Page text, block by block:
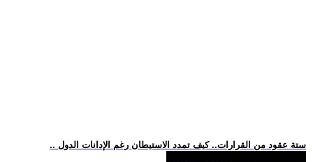
.. ستة عقود من القرارات.. كيف تمدد الاستيطان رغم الإدانات الدول